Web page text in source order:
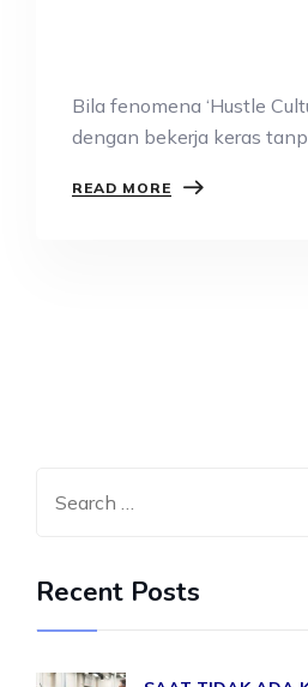
Bila fenomena ‘Hustle
dengan bekerja keras
READ MORE
Recent Posts